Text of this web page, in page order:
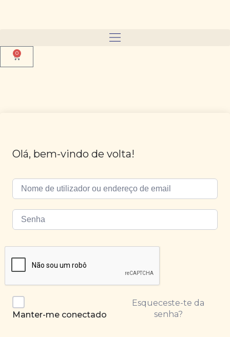
0
Olá, bem-vindo de volta!
Manter-me conectado
Esqueceste-te da
senha?